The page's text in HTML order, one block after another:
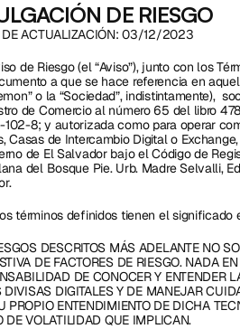
DE RIESGO
DE ACTUALIZACIÓN: 03/12/2023
de Riesgo (el “Aviso”), junto con los
a que se hace referencia en
o la “Sociedad”, indistintamente),
de Comercio al número 65 del libro
102-8; y autorizada como para operar
Casas de Intercambio Digital o
de El Salvador bajo el Código de
del Bosque Pie. Urb. Madre Selvalli,
términos definidos tienen el significado
DESCRITOS MÁS ADELANTE NO
DE FACTORES DE RIESGO. NADA
DE CONOCER Y ENTENDER
DIVISAS DIGITALES Y DE MANEJAR
PROPIO ENTENDIMIENTO DE DICHA
DE VOLATILIDAD QUE IMPLICAN.